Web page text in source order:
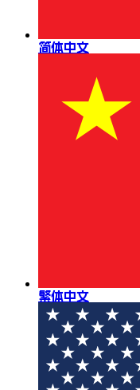
简体中文
繁体中文